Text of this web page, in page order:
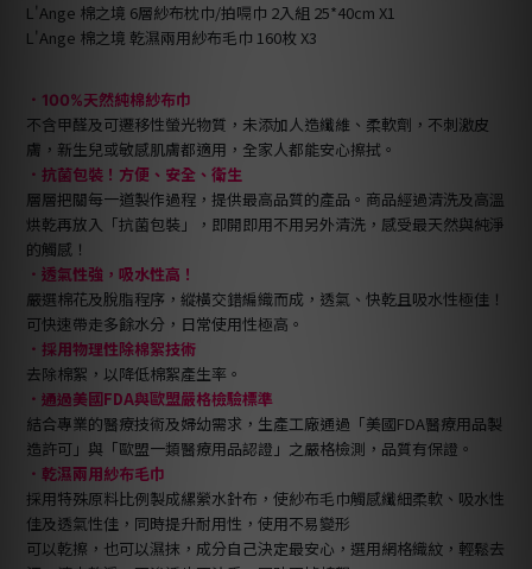
L'Ange 棉之境 6層紗布枕巾/拍嗝巾 2入組 25*40cm X1
L'Ange 棉之境 乾濕兩用紗布毛巾 160枚 X3
．100%天然純棉紗布巾
不含甲醛及可遷移性螢光物質，未添加人造纖維、柔軟劑，不刺激皮
膚，新生兒或敏感肌膚都適用，全家人都能安心擦拭。
．抗菌包裝！方便、安全、衛生
層層把關每一道製作過程，提供最高品質的產品。商品經過清洗及高溫
烘乾再放入「抗菌包裝」，即開即用不用另外清洗，感受最天然與純淨
的觸感！
．透氣性強，吸水性高！
嚴選棉花及脫脂程序，縱橫交錯編織而成，透氣、快乾且吸水性極佳！
可快速帶走多餘水分，日常使用性極高。
．採用物理性除棉絮技術
去除棉絮，以降低棉絮產生率。
．通過美國FDA與歐盟嚴格檢驗標準
結合專業的醫療技術及婦幼需求，生產工廠通過「美國FDA醫療用品製
造許可」與「歐盟一類醫療用品認證」之嚴格檢測，品質有保證。
．乾濕兩用紗布毛巾
採用特殊原料比例製成縲縈水針布，使紗布毛巾觸感纖細柔軟、吸水性
佳及透氣性佳，同時提升耐用性，使用不易變形
可以乾擦，也可以濕抹，成分自己決定最安心，選用網格織紋，輕鬆去